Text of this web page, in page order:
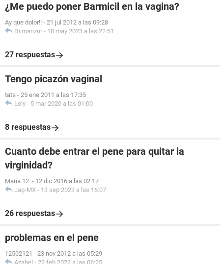
¿Me puedo poner Barmicil en la vagina?
Ay que dolor!! - 21 jul 2012 a las 09:28
Dr.manzur - 18 may 2023 a las 22:51
27 respuestas
Tengo picazón vaginal
tata - 25 ene 2011 a las 17:35
Loly - 5 mar 2020 a las 01:00
8 respuestas
Cuanto debe entrar el pene para quitar la
virginidad?
Maria.12. - 12 dic 2016 a las 02:17
Jag-MX - 13 sep 2023 a las 16:07
26 respuestas
problemas en el pene
12502121 - 23 nov 2012 a las 05:29
Azahel - 22 feb 2022 a las 06:25